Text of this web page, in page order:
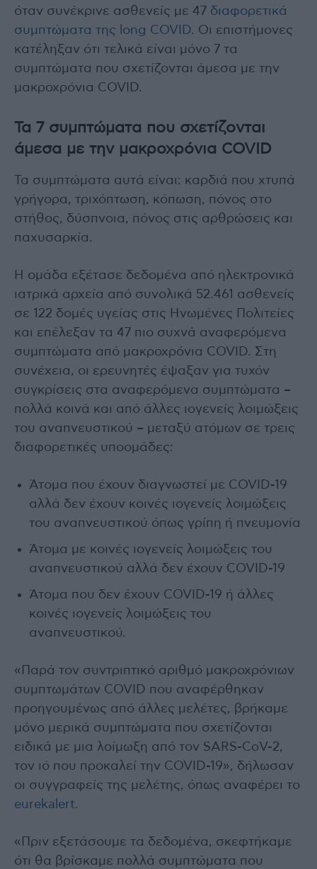
όταν συνέκρινε ασθενείς με 47 διαφορετικά
συμπτώματα της long COVID. Οι επιστήμονες
κατέληξαν ότι τελικά είναι μόνο 7 τα
συμπτώματα που σχετίζονται άμεσα με την
μακροχρόνια COVID.
Τα 7 συμπτώματα που σχετίζονται
άμεσα με την μακροχρόνια COVID
Τα συμπτώματα αυτά είναι: καρδιά που χτυπά
γρήγορα, τριχόπτωση, κόπωση, πόνος στο
στήθος, δύσπνοια, πόνος στις αρθρώσεις και
παχυσαρκία.
Η ομάδα εξέτασε δεδομένα από ηλεκτρονικά
ιατρικά αρχεία από συνολικά 52.461 ασθενείς
σε 122 δομές υγείας στις Ηνωμένες Πολιτείες
και επέλεξαν τα 47 πιο συχνά αναφερόμενα
συμπτώματα από μακροχρόνια COVID. Στη
συνέχεια, οι ερευνητές έψαξαν για τυχόν
συγκρίσεις στα αναφερόμενα συμπτώματα –
πολλά κοινά και από άλλες ιογενείς λοιμώξεις
του αναπνευστικού – μεταξύ ατόμων σε τρεις
διαφορετικές υποομάδες:
Άτομα που έχουν διαγνωστεί με COVID-19
αλλά δεν έχουν κοινές ιογενείς λοιμώξεις
του αναπνευστικού όπως γρίπη ή πνευμονία
Άτομα με κοινές ιογενείς λοιμώξεις του
αναπνευστικού αλλά δεν έχουν COVID-19
Άτομα που δεν έχουν COVID-19 ή άλλες
κοινές ιογενείς λοιμώξεις του
αναπνευστικού.
«Παρά τον συντριπτικό αριθμό μακροχρόνιων
συμπτωμάτων COVID που αναφέρθηκαν
προηγουμένως από άλλες μελέτες, βρήκαμε
μόνο μερικά συμπτώματα που σχετίζονται
ειδικά με μια λοίμωξη από τον SARS-CoV-2,
τον ιό που προκαλεί την COVID-19», δήλωσαν
οι συγγραφείς της μελέτης, όπως αναφέρει το
eurekalert.
«Πριν εξετάσουμε τα δεδομένα, σκεφτήκαμε
ότι θα βρίσκαμε πολλά συμπτώματα που